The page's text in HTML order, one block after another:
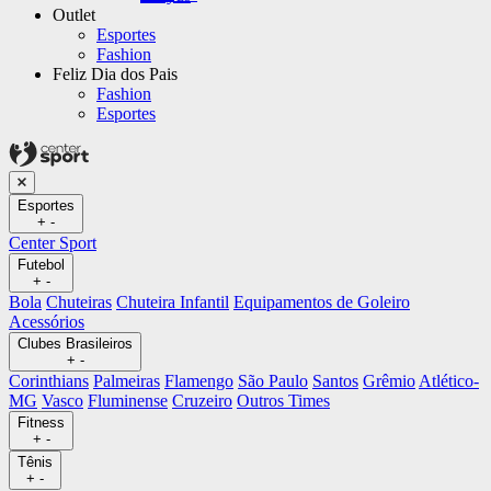
Outlet
Esportes
Fashion
Feliz Dia dos Pais
Fashion
Esportes
Esportes
+ -
Center Sport
Futebol
+ -
Bola Chuteiras Chuteira Infantil Equipamentos de Goleiro
Acessórios
Clubes Brasileiros
+ -
Corinthians Palmeiras Flamengo São Paulo Santos Grêmio Atlético-
MG Vasco Fluminense Cruzeiro Outros Times
Fitness
+ -
Tênis
+ -